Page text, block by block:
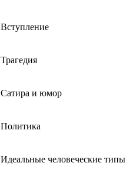
Вступление
Трагедия
Сатира и юмор
Политика
Идеальные человеческие типы